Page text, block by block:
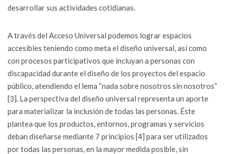
desarrollar sus actividades cotidianas.
A través del Acceso Universal podemos lograr espacios
accesibles teniendo como meta el diseño universal, así como
con procesos participativos que incluyan a personas con
discapacidad durante el diseño de los proyectos del espacio
público, atendiendo el lema “nada sobre nosotros sin nosotros”
[3]. La perspectiva del diseño universal representa un aporte
para materializar la inclusión de todas las personas. Éste
plantea que los productos, entornos, programas y servicios
deban diseñarse mediante 7 principios [4] para ser utilizados
por todas las personas, en la mayor medida posible, sin